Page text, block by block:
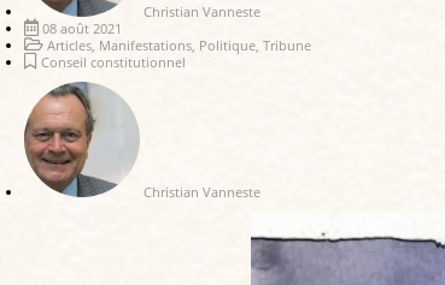
Christian Vanneste
08 août 2021
Articles Manifestations Politique Tribune
Conseil constitutionnel
Christian Vanneste